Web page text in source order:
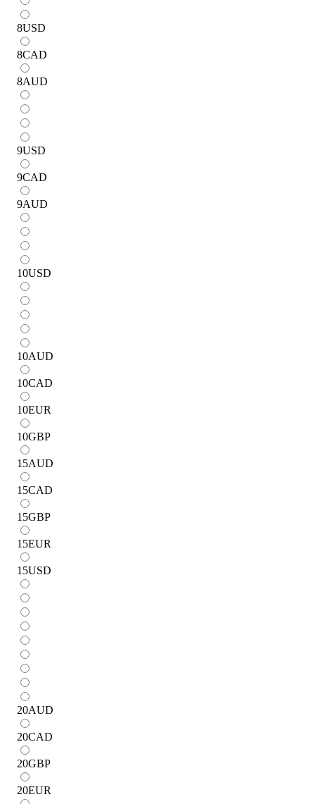
8USD
8CAD
8AUD
9USD
9CAD
9AUD
10USD
10AUD
10CAD
10EUR
10GBP
15AUD
15CAD
15GBP
15EUR
15USD
20AUD
20CAD
20GBP
20EUR